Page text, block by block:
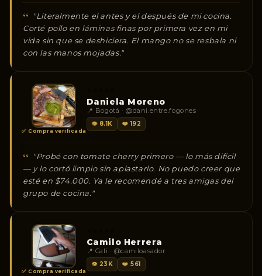
"Literalmente el antes y el después de mi cocina.
Corté pollo en láminas finas por primera vez en mi
vida sin que se deshiciera. El mango no se resbala ni
con las manos mojadas."
✅ Compra verificada
Daniela Moreno
📍 Bogotá · @dani.entre.fogones
👁 8.1K ❤️ 192
"Probé con tomate cherry primero — lo más difícil
— y lo cortó limpio sin aplastarlo. No puedo creer que
esté en $74.000. Ya le recomendé a tres amigas del
grupo de cocina."
✅ Compra verificada
Camilo Herrera
📍 Cali · @camiloasador
👁 23K ❤️ 561